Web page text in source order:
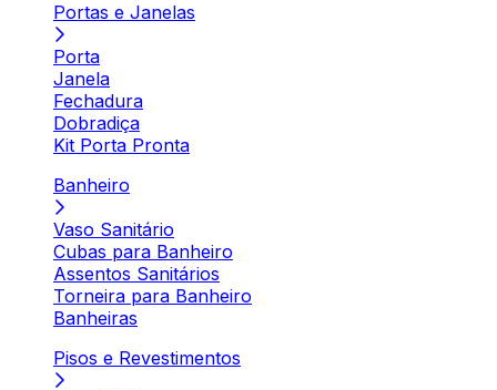
Portas e Janelas
Porta
Janela
Fechadura
Dobradiça
Kit Porta Pronta
Banheiro
Vaso Sanitário
Cubas para Banheiro
Assentos Sanitários
Torneira para Banheiro
Banheiras
Pisos e Revestimentos